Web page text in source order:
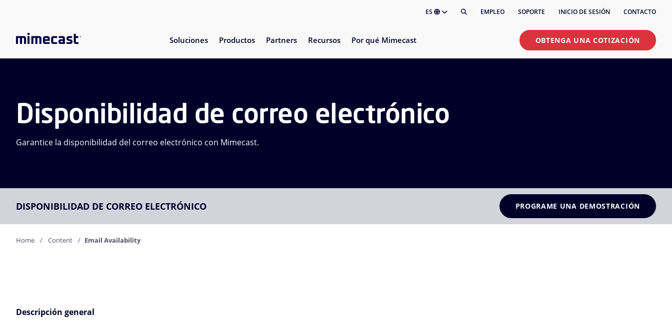
ES EMPLEO SOPORTE INICIO DE SESIÓN CONTACTO
Soluciones Productos Partners Recursos Por qué Mimecast OBTENGA UNA COTIZACIÓN
Disponibilidad de correo electrónico
Garantice la disponibilidad del correo electrónico con Mimecast.
DISPONIBILIDAD DE CORREO ELECTRÓNICO PROGRAME UNA DEMOSTRACIÓN
Home Content Email Availability
Descripción general